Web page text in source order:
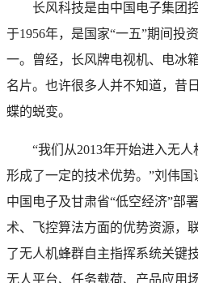
长风科技是由中国电子集团
于1956年，是国家“一五”期间投
一。曾经，长风牌电视机、电冰
名片。也许很多人并不知道，昔
蝶的蜕变。
“我们从2013年开始进入无
形成了一定的技术优势。”刘伟
中国电子及甘肃省“低空经济”部
术、飞控算法方面的优势资源，
了无人机蜂群自主指挥系统关键
无人平台、任务载荷、产品应用